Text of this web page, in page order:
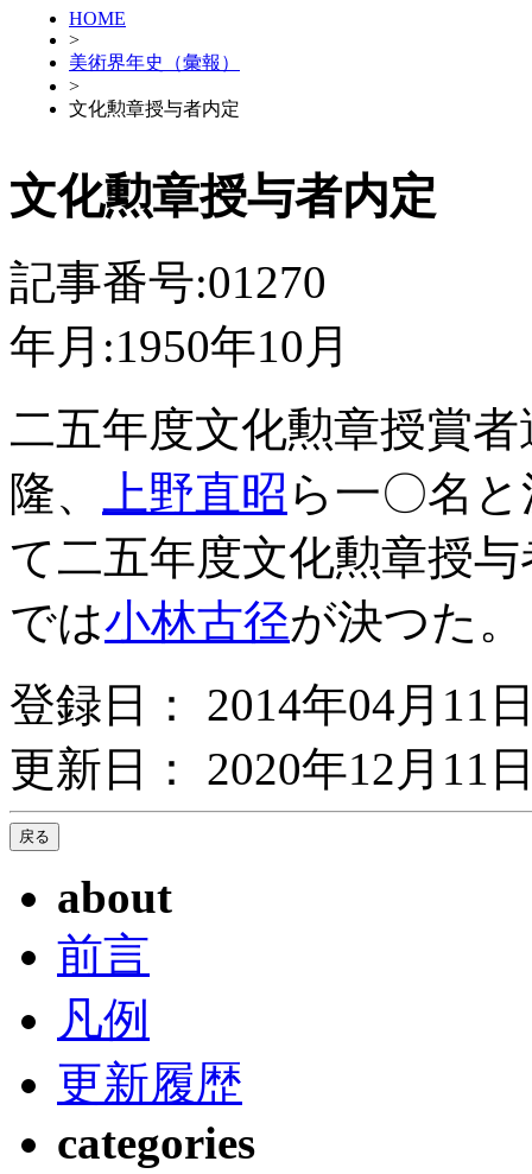
HOME
>
美術界年史（彙報）
>
文化勲章授与者内定
文化勲章授与者内定
記事番号:01270
年月:1950年10月
二五年度文化勲章授賞
隆、
上野直昭 ら一〇名
て二五年度文化勲章授
では小林古径が決つた。
登録日： 2014年04月11
更新日： 2020年12月11
about
前言
凡例
更新履歴
categories